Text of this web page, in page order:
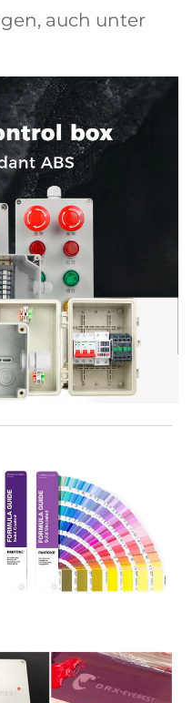
auch unter